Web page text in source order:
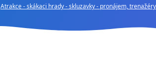
Atrakce - skákaci hrady - skluzavky - pronájem,